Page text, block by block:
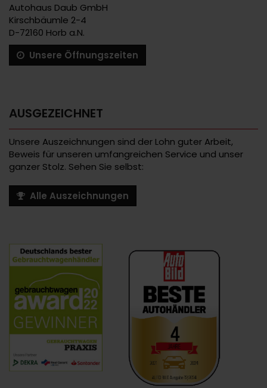
Autohaus Daub GmbH
Kirschbäumle 2-4
D-72160 Horb a.N.
Unsere Öffnungszeiten
AUSGEZEICHNET
Unsere Auszeichnungen sind der Lohn guter Arbeit,
Beweis für unseren umfangreichen Service und unser
ganzer Stolz. Sehen Sie selbst:
Alle Auszeichnungen